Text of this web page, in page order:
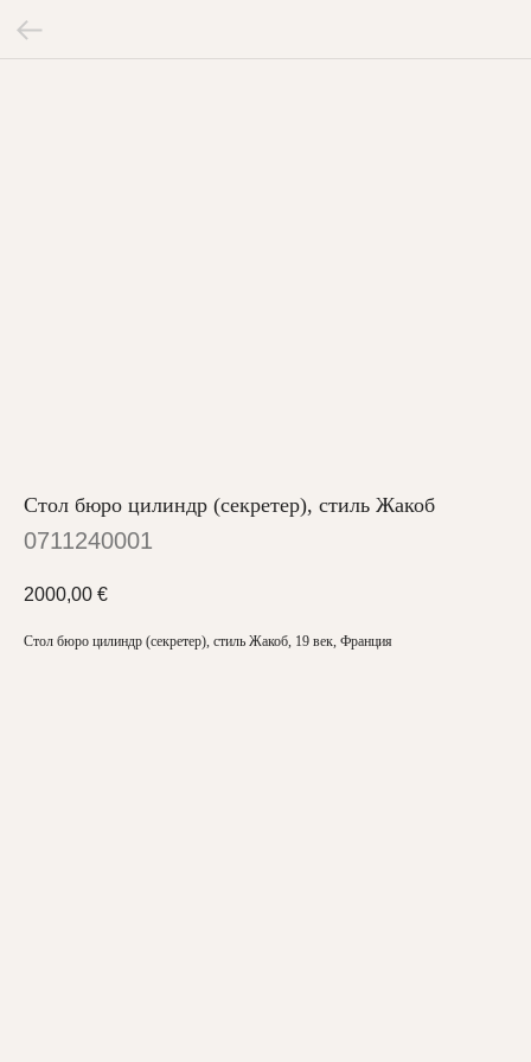
Стол бюро цилиндр (секретер), стиль Жакоб
0711240001
2000,00 €
Стол бюро цилиндр (секретер), стиль Жакоб, 19 век, Франция